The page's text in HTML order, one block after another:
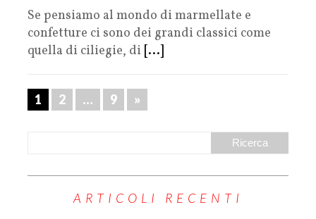
Se pensiamo al mondo di marmellate e
confetture ci sono dei grandi classici come
quella di ciliegie, di [...]
1 2 … 9 »
ARTICOLI RECENTI